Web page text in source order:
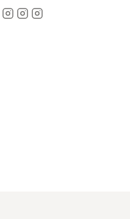
Instagram
Instagram
Instagram